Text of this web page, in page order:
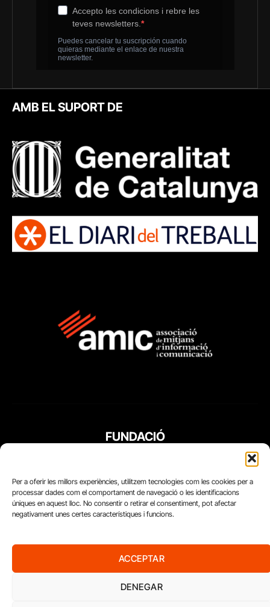
Per a oferir les millors experiències, utilitzem tecnologies com les cookies per a
processar dades com el comportament de navegació o les identificacions
úniques en aquest lloc. No consentir o retirar el consentiment, pot afectar
negativament unes certes característiques i funcions.
ACCEPTAR
DENEGAR
AMB EL SUPORT DE
FUNDACIÓ